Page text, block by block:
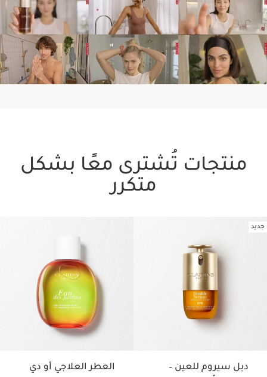
في نهاية الأسبوع
اكتشفي المزيد عن مجموعة أروما
كلارنس
منتجات تُشترى معًا بشكل
متكرر
جديد
دبل سيروم للعين –
العطر العلاجي أو دي